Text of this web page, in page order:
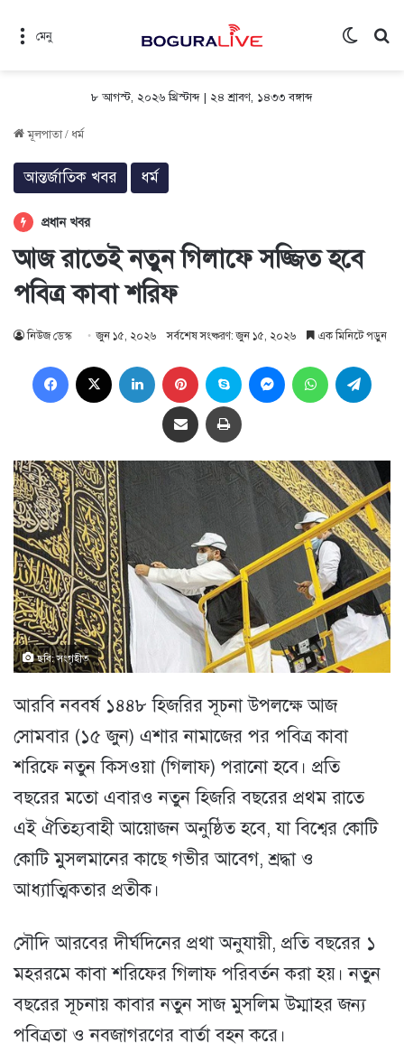
মেনু
৮ আগস্ট, ২০২৬ খ্রিস্টাব্দ | ২৪ শ্রাবণ, ১৪৩৩ বঙ্গাব্দ
মূলপাতা/ ধর্ম
আন্তর্জাতিক খবর ধর্ম
প্রধান খবর
আজ রাতেই নতুন গিলাফে সজ্জিত হবে
পবিত্র কাবা শরিফ
নিউজ ডেস্ক জুন ১৫, ২০২৬ সর্বশেষ সংষ্করণ: জুন ১৫, ২০২৬ এক মিনিটে পড়ুন
Facebook LinkedIn Pinterest Skype MessengerWhatsApp
Share via Email প্রিন্ট
ছবি: সংগৃহীত
আরবি নববর্ষ ১৪৪৮ হিজরির সূচনা উপলক্ষে আজ
সোমবার (১৫ জুন) এশার নামাজের পর পবিত্র কাবা
শরিফে নতুন কিসওয়া (গিলাফ) পরানো হবে। প্রতি
বছরের মতো এবারও নতুন হিজরি বছরের প্রথম রাতে
এই ঐতিহ্যবাহী আয়োজন অনুষ্ঠিত হবে, যা বিশ্বের কোটি
কোটি মুসলমানের কাছে গভীর আবেগ, শ্রদ্ধা ও
আধ্যাত্মিকতার প্রতীক।
সৌদি আরবের দীর্ঘদিনের প্রথা অনুযায়ী, প্রতি বছরের ১
মহররমে কাবা শরিফের গিলাফ পরিবর্তন করা হয়। নতুন
বছরের সূচনায় কাবার নতুন সাজ মুসলিম উম্মাহর জন্য
পবিত্রতা ও নবজাগরণের বার্তা বহন করে।